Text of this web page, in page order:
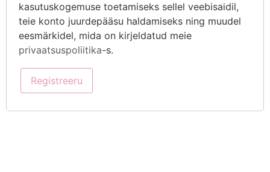
kasutuskogemuse toetamiseks sellel veebisaidil,
teie konto juurdepääsu haldamiseks ning muudel
eesmärkidel, mida on kirjeldatud meie
privaatsuspoliitika-s.
Registreeru